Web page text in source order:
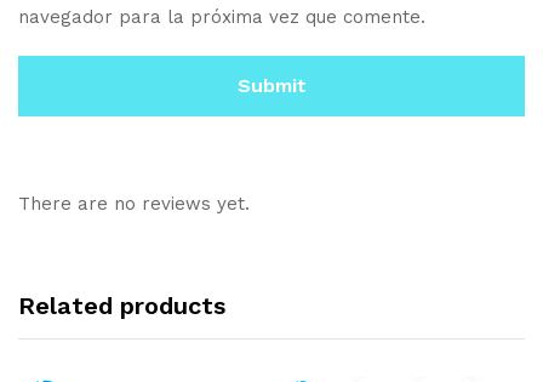
navegador para la próxima vez que comente.
There are no reviews yet.
Related products